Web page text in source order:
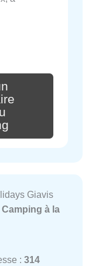
Giavis
Camping à la
: 314